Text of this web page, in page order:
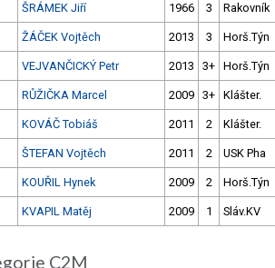
ŠRÁMEK Jiří 1966 3 Rakovník
ŽÁČEK Vojtěch 2013 3 Horš.Týn
VEJVANČICKÝ Petr 2013 3+ Horš.Týn
RŮŽIČKA Marcel 2009 3+ Klášter.
KOVÁČ Tobiáš 2011 2 Klášter.
ŠTEFAN Vojtěch 2011 2 USK Pha
KOUŘIL Hynek 2009 2 Horš.Týn
KVAPIL Matěj 2009 1 Sláv.KV
C2M